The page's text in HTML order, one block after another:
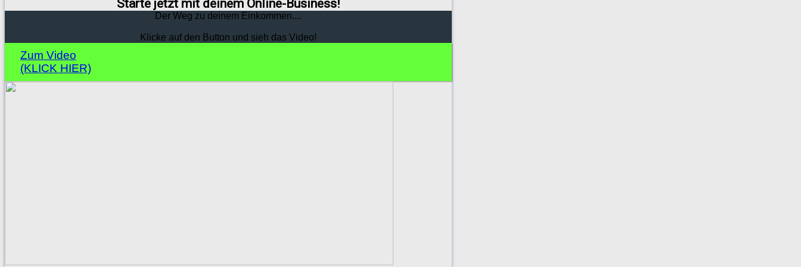
Starte jetzt mit deinem Online-Business!
Der Weg zu deinem Einkommen....
Klicke auf den Button und sieh das Video!
Zum Video
(KLICK HIER)